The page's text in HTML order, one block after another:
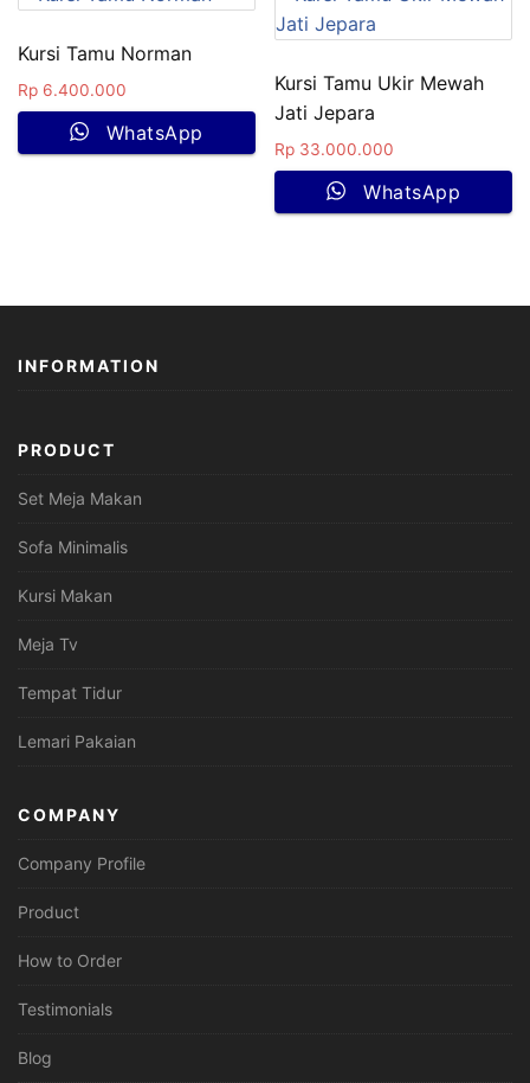
Kursi Tamu Norman
Rp 6.400.000
WhatsApp
Kursi Tamu Ukir Mewah
Jati Jepara
Rp 33.000.000
WhatsApp
INFORMATION
PRODUCT
Set Meja Makan
Sofa Minimalis
Kursi Makan
Meja Tv
Tempat Tidur
Lemari Pakaian
COMPANY
Company Profile
Product
How to Order
Testimonials
Blog